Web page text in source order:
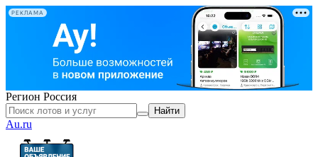
РЕКЛАМА
Регион Россия
Найти
Au.ru